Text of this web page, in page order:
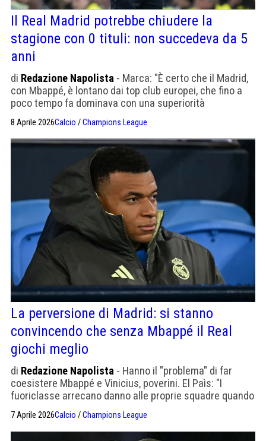
Il Real Madrid potrebbe chiudere la
stagione con 0 tituli: non succedeva da 5
anni
di Redazione Napolista - Marca: "È certo che il Madrid,
con Mbappé, è lontano dai top club europei, che fino a
poco tempo fa dominava con una superiorità
8 Aprile 2026Calcio /Champions League
La perversione di Madrid: si stanno
convincendo che senza Mbappé il Real
giochi meglio
di Redazione Napolista - Hanno il "problema" di far
coesistere Mbappé e Vinicius, poverini. El Paìs: "I
fuoriclasse arrecano danno alle proprie squadre quando
sono in panchina"
7 Aprile 2026Calcio /Champions League